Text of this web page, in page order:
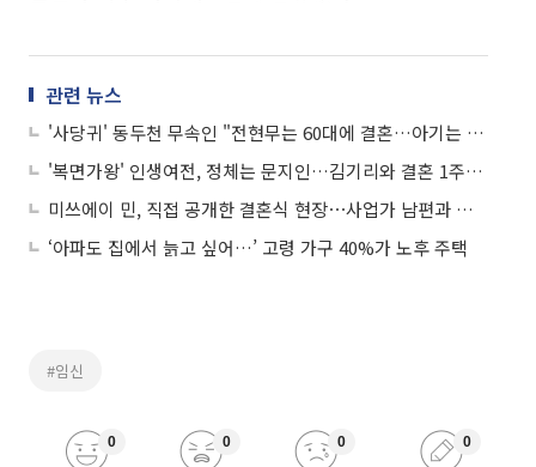
관련 뉴스
'사당귀' 동두천 무속인 "전현무는 60대에 결혼…아기는 한 명 낳을 것"
'복면가왕' 인생여전, 정체는 문지인…김기리와 결혼 1주년 "놀래주려다 걸려"
미쓰에이 민, 직접 공개한 결혼식 현장⋯사업가 남편과 애틋한 입맞춤
‘아파도 집에서 늙고 싶어…’ 고령 가구 40%가 노후 주택
#임신
0 0 0 0